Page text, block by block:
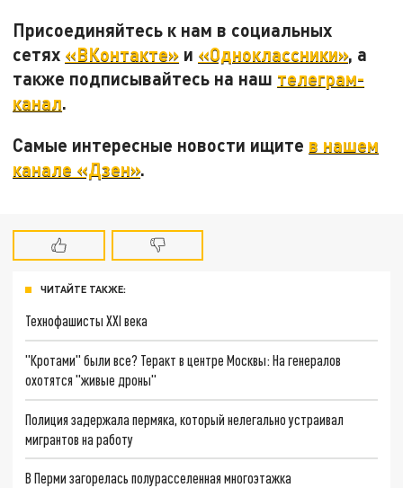
Присоединяйтесь к нам в социальных
сетях «ВКонтакте» и «Одноклассники», а
также подписывайтесь на наш телеграм-
канал.
Самые интересные новости ищите в нашем
канале «Дзен».
ЧИТАЙТЕ ТАКЖЕ:
Технофашисты XXI века
"Кротами" были все? Теракт в центре Москвы: На генералов
охотятся "живые дроны"
Полиция задержала пермяка, который нелегально устраивал
мигрантов на работу
В Перми загорелась полурасселенная многоэтажка